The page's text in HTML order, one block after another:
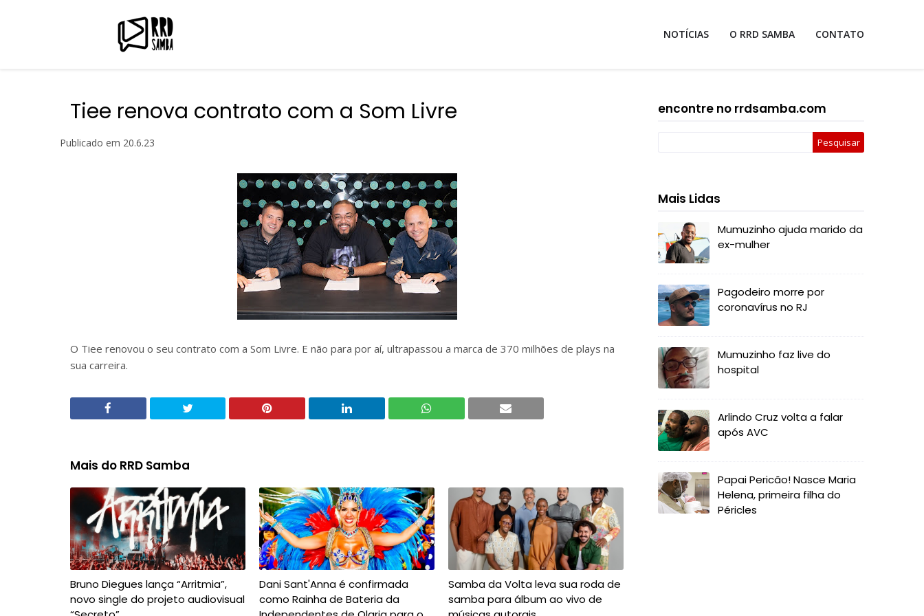
NOTÍCIAS O RRD SAMBA CONTATO
Tiee renova contrato com a Som Livre
Publicado em 20.6.23
O Tiee renovou o seu contrato com a Som Livre. E não para por aí, ultrapassou a marca de 370 milhões de plays na
sua carreira.
Mais do RRD Samba
Bruno Diegues lança “Arritmia”,
novo single do projeto audiovisual
Dani Sant'Anna é confirmada
como Rainha de Bateria da
Samba da Volta leva sua roda de
samba para álbum ao vivo de
encontre no rrdsamba.com
Mais Lidas
Mumuzinho ajuda marido da
ex-mulher
Pagodeiro morre por
coronavírus no RJ
Mumuzinho faz live do
hospital
Arlindo Cruz volta a falar
após AVC
Papai Pericão! Nasce Maria
Helena, primeira filha do
Péricles